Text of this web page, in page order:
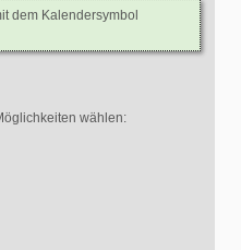
dem Kalendersymbol
wählen: